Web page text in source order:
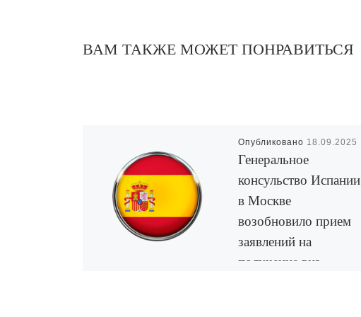
ВАМ ТАКЖЕ МОЖЕТ ПОНРАВИТЬСЯ
Опубликовано 18.09.2025
Генеральное
консульство Испании
в Москве
возобновило прием
заявлений на
получение виз